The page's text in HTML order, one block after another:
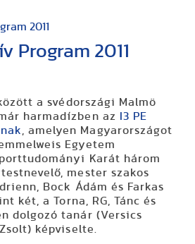
Program 2011
között a svédországi Malmö
harmadízben az
I3 PE
, amelyen Magyarországot
Egyetem
Karát három
mester szakos
Bock Ádám és Farkas
két, a Torna, RG, Tánc és
dolgozó tanár (Versics
képviselte.